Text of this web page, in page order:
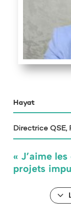
Hayat
Directrice QSE,
« J’aime
projets